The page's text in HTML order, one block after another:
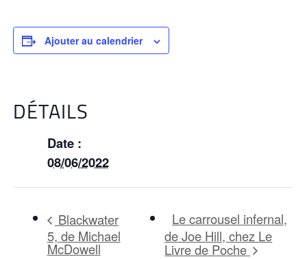
Ajouter au calendrier
DÉTAILS
Date :
08/06/2022
Blackwater
5, de Michael
McDowell
Le carrousel infernal,
de Joe Hill, chez Le
Livre de Poche